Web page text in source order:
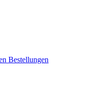
Bestellungen